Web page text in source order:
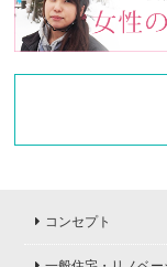
コンセプト